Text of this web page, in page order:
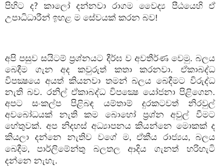
පිහිට ද? කාලෝ දන්නවා රාගම වෛද්‍ය පීඨයෙහි ඒ
උපාධිධාරීන් ඉහළ ම සේවයක් කරන බව!
අපි පසුව සයිටම් ප්‍රශ්නයට දීර්ඝ ව අවතීර්ණ වෙමු. බලය
බෙදීම ගැන අද කවුරුත් කතා කරනවා. ඒකාබද්ධ
විපක්‍ෂයෙ අයත් කියනවා තමන් බලය බෙදීමට විරුද්ධ
නැති බව. රනිල් ඒකාබද්ධ විපක්‍ෂෙ යෝජනා පිළිගෙන.
අපට සංකල්ප පිළිබඳ යම්තාම් දුරකටවත් නිරවුල්
අවබෝධයක් නැති කම බොහෝ ප්‍රශ්න අවුල් වීමට
හේතුවක්. අප නිදහස් අධ්‍යාපනය කියන්නෙ මොකක් ද
කියලා දන්නෙ නැතිව වගේ ම, ඒකීය රාජ්‍යය, බලය
බෙදීම, පාර්ලිමේන්තු බලතල ආදිය ගැනත් හරිහැටි
දන්නෙ නැහැ.